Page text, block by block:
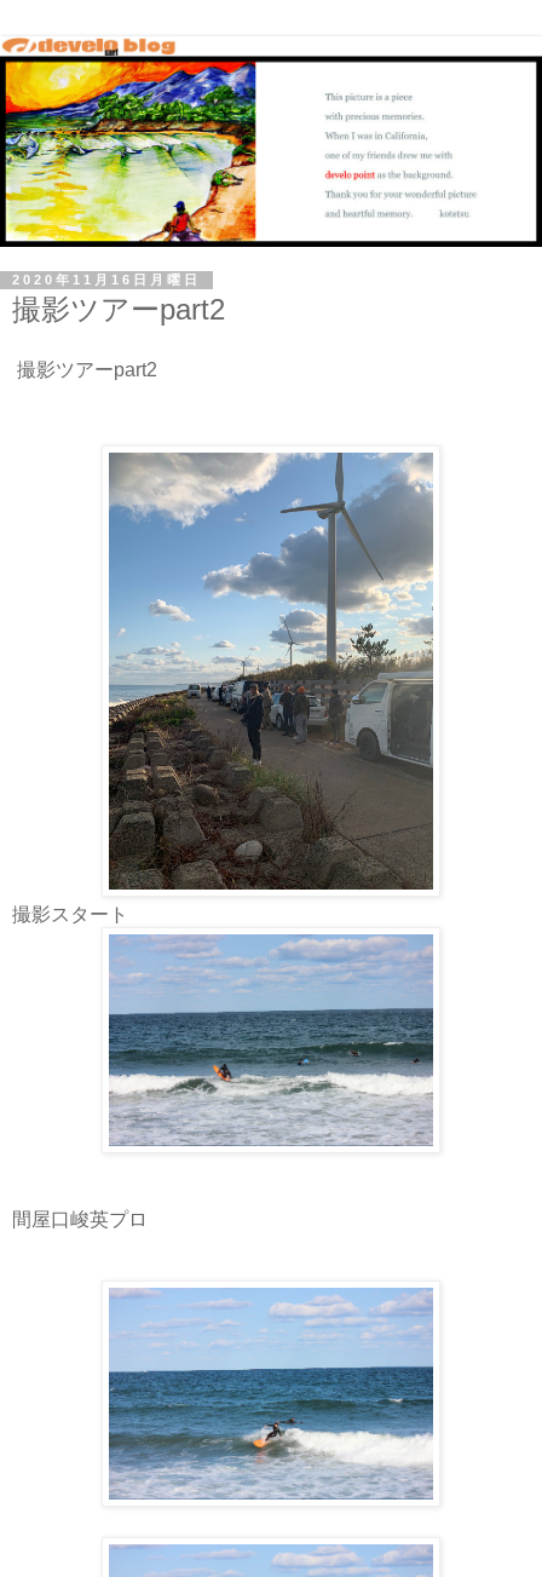
2020年11月16日月曜日
撮影ツアーpart2
撮影ツアーpart2
撮影スタート
間屋口峻英プロ